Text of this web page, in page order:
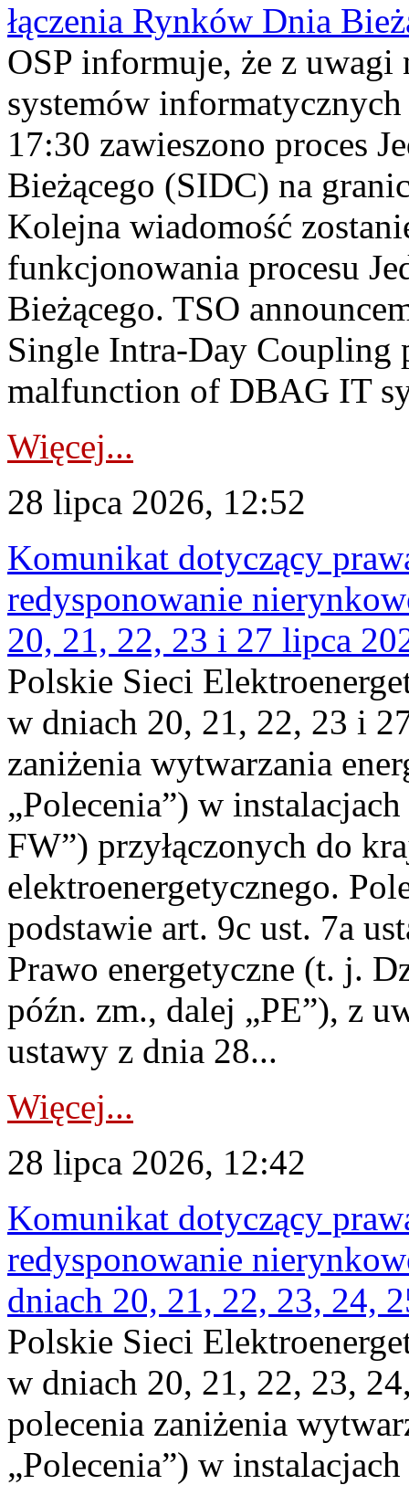
łączenia Rynków Dnia
OSP informuje, że z uwagi
systemów
17:30 zawieszono proces
Bieżącego (SIDC) na
Kolejna wiadomość
funkcjonowania procesu
Bieżącego. TSO
Single Intra-Day Coupling
malfunction of DBAG IT
Więcej...
28 lipca 2026, 12:52
Komunikat dotyczący
redysponowanie
20, 21, 22, 23 i 27 lipca
Polskie Sieci
w dniach 20, 21, 22, 23 i
zaniżenia wytwarzania
„Polecenia”) w
FW”) przyłączonych do
elektroenergetycznego.
podstawie art. 9c ust. 7a
Prawo energetyczne (t. j.
późn. zm., dalej „PE”), z
ustawy z dnia 28...
Więcej...
28 lipca 2026, 12:42
Komunikat dotyczący
redysponowanie
dniach 20, 21, 22, 23, 24,
Polskie Sieci
w dniach 20, 21, 22, 23,
polecenia zaniżenia
„Polecenia”) w